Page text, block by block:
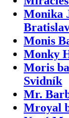
Monika
Monis
Monky
Moris
Svidník
Mr.
Mroyal